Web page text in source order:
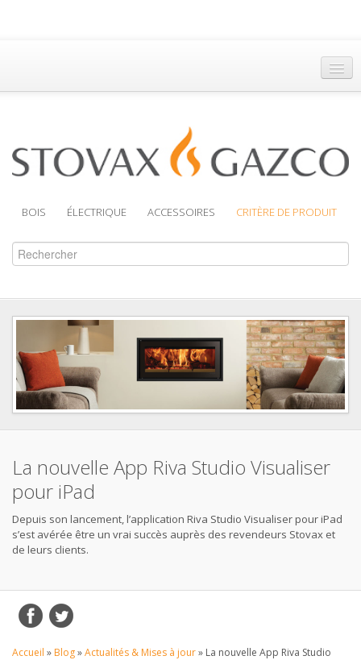
Accueil
Brochures
BOIS ÉLECTRIQUE ACCESSOIRES CRITÈRE DE PRODUIT
La nouvelle App Riva Studio Visualiser
pour iPad
Depuis son lancement, l’application Riva Studio Visualiser pour iPad
s’est avérée être un vrai succès auprès des revendeurs Stovax et
de leurs clients.
Accueil » Blog»Actualités & Mises à jour» La nouvelle App Riva Studio